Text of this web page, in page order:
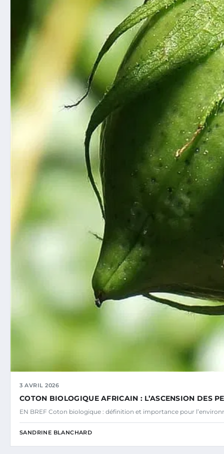
3 AVRIL 2026
COTON BIOLOGIQUE AFRICAIN : L’ASCENSION DES
EN BREF Coton biologique : définition et importance pour
SANDRINE BLANCHARD